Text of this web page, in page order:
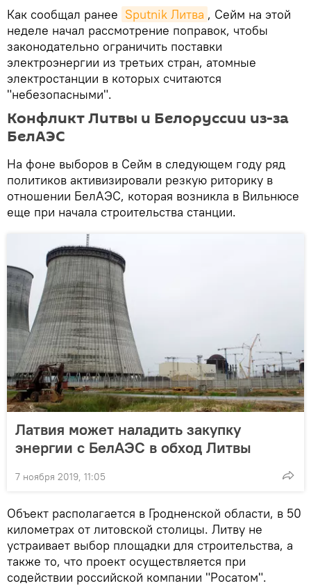
Как сообщал ранее Sputnik Литва , Сейм на этой
неделе начал рассмотрение поправок, чтобы
законодательно ограничить поставки
электроэнергии из третьих стран, атомные
электростанции в которых считаются
"небезопасными".
Конфликт Литвы и Белоруссии из-за
БелАЭС
На фоне выборов в Сейм в следующем году ряд
политиков активизировали резкую риторику в
отношении БелАЭС, которая возникла в Вильнюсе
еще при начала строительства станции.
Латвия может наладить закупку
энергии с БелАЭС в обход Литвы
7 ноября 2019, 11:05
Объект располагается в Гродненской области, в 50
километрах от литовской столицы. Литву не
устраивает выбор площадки для строительства, а
также то, что проект осуществляется при
содействии российской компании "Росатом".